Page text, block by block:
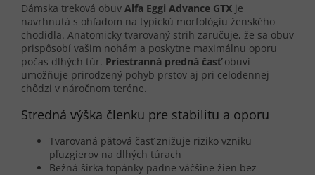
Dámska treková obuv Alfa Eggi Advance GTX je
navrhnutá s ohľadom na typickú morfológiu ženského
chodidla. Anatomicky tvarovaný strih zaručuje, že sa obuv
prispôsobí vašim nohám a poskytne maximálnu oporu
počas dlhých túr. Priestranná predná časťobuvi
umožňuje prirodzený pohyb prstov aj pri celodennej
chôdzi v náročnom teréne.
Stredná výška členku pre stabilitu a oporu
Tvarovaná pätová časť znižuje riziko vzniku
pľuzgierov na dlhých túrach
Bežná šírka topánky padne väčšine žien bez